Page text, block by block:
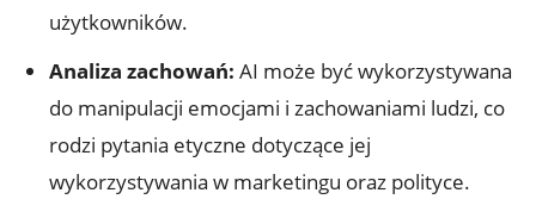
użytkowników.
Analiza zachowań: AI może być wykorzystywana
do manipulacji emocjami i zachowaniami ludzi, co
rodzi pytania etyczne dotyczące jej
wykorzystywania w marketingu oraz polityce.